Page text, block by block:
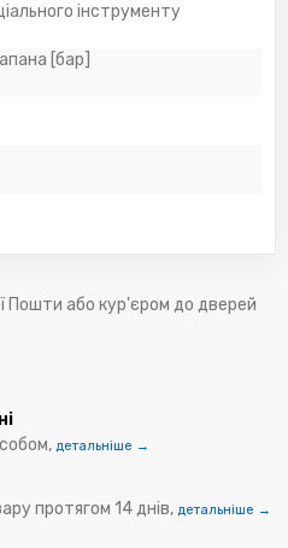
інструменту
[бар]
Пошти або кур'єром до дверей
детальніше →
протягом 14 днів, детальніше →